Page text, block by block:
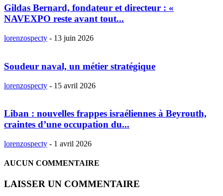
Gildas Bernard, fondateur et directeur : «
NAVEXPO reste avant tout...
lorenzospecty - 13 juin 2026
Soudeur naval, un métier stratégique
lorenzospecty - 15 avril 2026
Liban : nouvelles frappes israéliennes à Beyrouth,
craintes d’une occupation du...
lorenzospecty - 1 avril 2026
AUCUN COMMENTAIRE
LAISSER UN COMMENTAIRE